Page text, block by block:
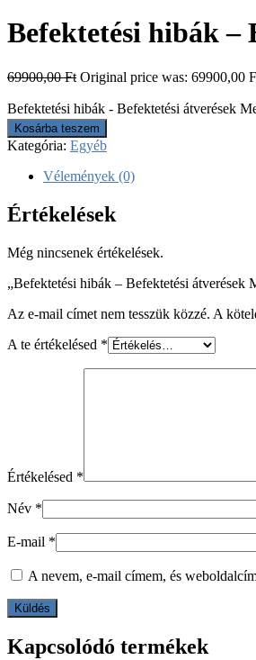
Befektetési hibák –
69900,00Ft Original price was: 69900,00
Befektetési hibák - Befektetési átverések
Kosárba teszem
Kategória: Egyéb
Vélemények (0)
Értékelések
Még nincsenek értékelések.
„Befektetési hibák – Befektetési átverések
Az e-mail címet nem tesszük közzé. A
A te értékelésed *
Értékelésed *
Név *
E-mail *
A nevem, e-mail címem, és
Kapcsolódó termékek